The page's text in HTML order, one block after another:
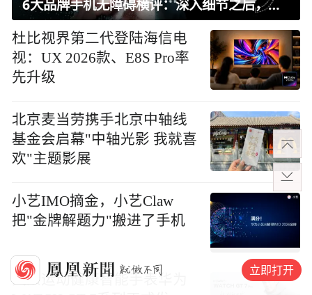
6大品牌手机无障碍横评：深入细节之后，似乎只有苹果能挺住？｜ 看见2026
杜比视界第二代登陆海信电
视：UX 2026款、E8S Pro率
先升级
北京麦当劳携手北京中轴线
基金会启幕"中轴光影 我就喜
欢"主题影展
小艺IMO摘金，小艺Claw
把"金牌解题力"搬进了手机
大众运动健康智能手表华为
立即打开